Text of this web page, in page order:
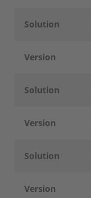
Solution
Version
Solution
Version
Solution
Version